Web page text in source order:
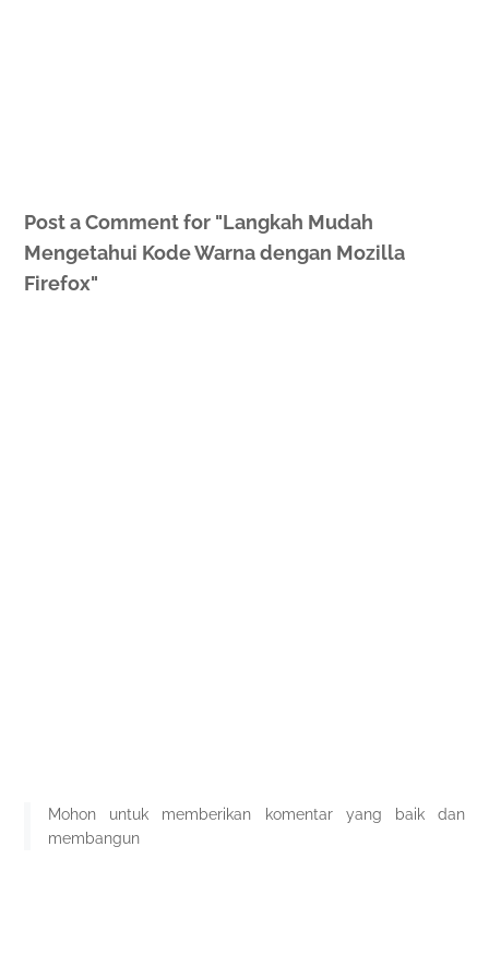
Post a Comment for "Langkah Mudah
Mengetahui Kode Warna dengan Mozilla
Firefox"
Mohon untuk memberikan komentar yang baik dan
membangun